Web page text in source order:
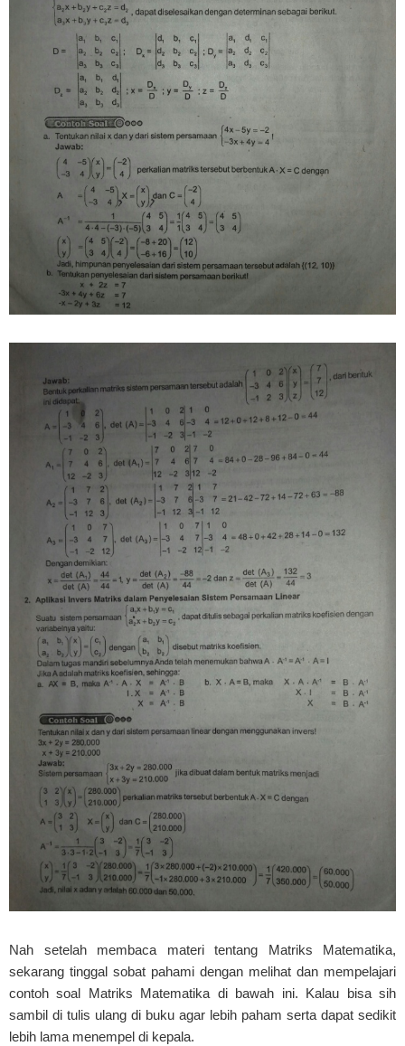
Nah setelah membaca materi tentang Matriks Matematika,
sekarang tinggal sobat pahami dengan melihat dan mempelajari
contoh soal Matriks Matematika di bawah ini. Kalau bisa sih
sambil di tulis ulang di buku agar lebih paham serta dapat sedikit
lebih lama menempel di kepala.